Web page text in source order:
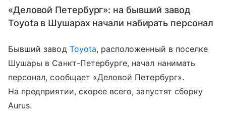
«Деловой Петербург»: на бывший завод
Toyota в Шушарах начали набирать персонал
Бывший завод Toyota, расположенный в поселке
Шушары в Санкт-Петербурге, начал нанимать
персонал, сообщает «Деловой Петербург».
На предприятии, скорее всего, запустят сборку
Aurus.